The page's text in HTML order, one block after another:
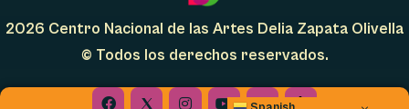
2026 Centro Nacional de las Artes Delia Zapata Olivella
© Todos los derechos reservados.
Facebook InstagramYoutubeLinkedin